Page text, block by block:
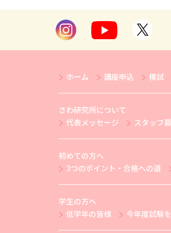
ホーム 講座申込 模試
さわ研究所について
代表メッセージ
スタッフ
初めての方へ
3つのポイント・合格への道
学生の方へ
低学年の皆様
今年度試験